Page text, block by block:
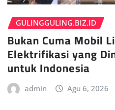
GULINGGULING.BIZ.ID
Bukan Cuma Mobil
Elektrifikasi yang
untuk Indonesia
admin Agu 6, 2026